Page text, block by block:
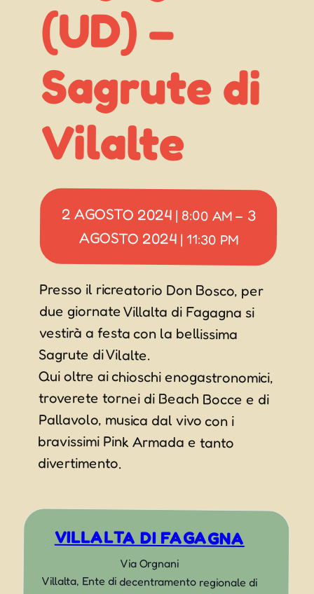
(UD) –
Vilalte
2 AGOSTO 2024 | 8:00 AM – 3
AGOSTO 2024 | 11:30 PM
Presso il ricreatorio Don Bosco, per
due giornate Villalta di Fagagna si
vestirà a festa con la bellissima
Sagrute di Vilalte.
Qui oltre ai chioschi enogastronomici,
troverete tornei di Beach Bocce e di
Pallavolo, musica dal vivo con i
bravissimi Pink Armada e tanto
divertimento.
VILLALTA DI FAGAGNA
Via Orgnani
Villalta, Ente di decentramento regionale di